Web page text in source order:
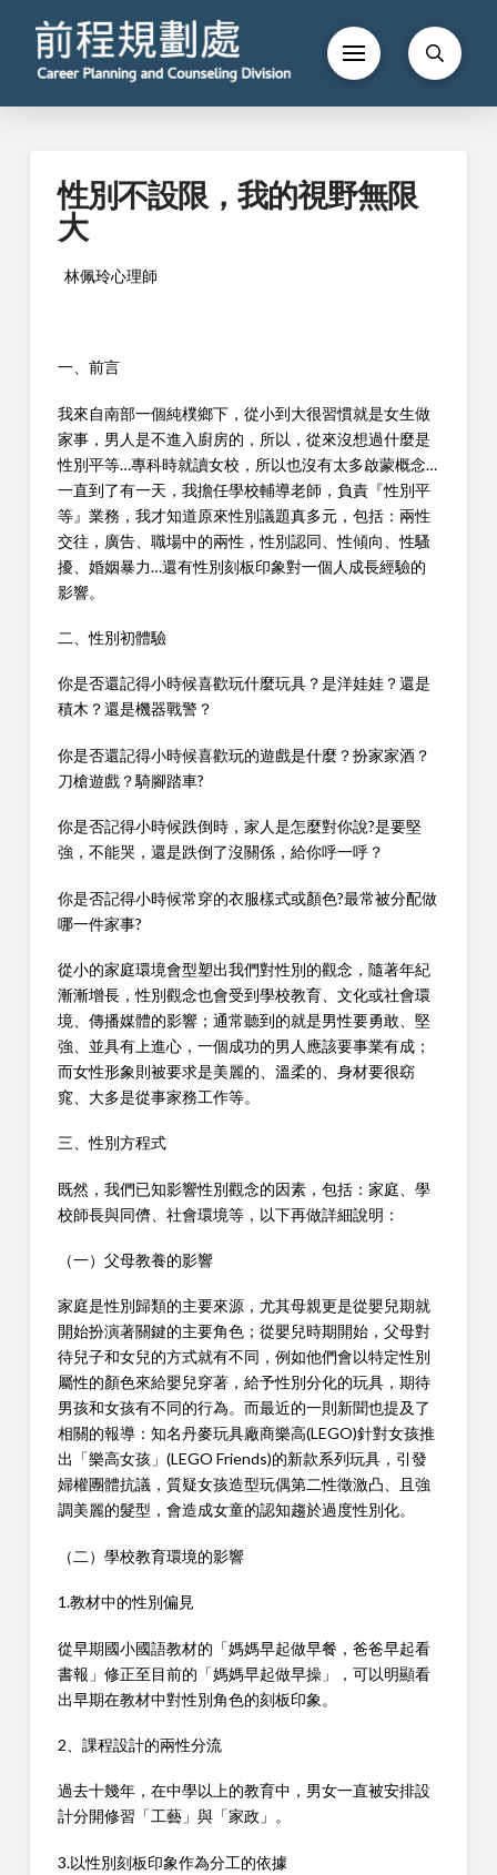
性別不設限，我的視野無限
大
林佩玲心理師
一、前言
我來自南部一個純樸鄉下，從小到大很習慣就是女生做
家事，男人是不進入廚房的，所以，從來沒想過什麼是
性別平等…專科時就讀女校，所以也沒有太多啟蒙概念…
一直到了有一天，我擔任學校輔導老師，負責『性別平
等』業務，我才知道原來性別議題真多元，包括：兩性
交往，廣告、職場中的兩性，性別認同、性傾向、性騷
擾、婚姻暴力…還有性別刻板印象對一個人成長經驗的
影響。
二、性別初體驗
你是否還記得小時候喜歡玩什麼玩具？是洋娃娃？還是
積木？還是機器戰警？
你是否還記得小時候喜歡玩的遊戲是什麼？扮家家酒？
刀槍遊戲？騎腳踏車?
你是否記得小時候跌倒時，家人是怎麼對你說?是要堅
強，不能哭，還是跌倒了沒關係，給你呼一呼？
你是否記得小時候常穿的衣服樣式或顏色?最常被分配做
哪一件家事?
從小的家庭環境會型塑出我們對性別的觀念，隨著年紀
漸漸增長，性別觀念也會受到學校教育、文化或社會環
境、傳播媒體的影響；通常聽到的就是男性要勇敢、堅
強、並具有上進心，一個成功的男人應該要事業有成；
而女性形象則被要求是美麗的、溫柔的、身材要很窈
窕、大多是從事家務工作等。
三、性別方程式
既然，我們已知影響性別觀念的因素，包括：家庭、學
校師長與同儕、社會環境等，以下再做詳細說明：
（一）父母教養的影響
家庭是性別歸類的主要來源，尤其母親更是從嬰兒期就
開始扮演著關鍵的主要角色；從嬰兒時期開始，父母對
待兒子和女兒的方式就有不同，例如他們會以特定性別
屬性的顏色來給嬰兒穿著，給予性別分化的玩具，期待
男孩和女孩有不同的行為。而最近的一則新聞也提及了
相關的報導：知名丹麥玩具廠商樂高(LEGO)針對女孩推
出「樂高女孩」(LEGO Friends)的新款系列玩具，引發
婦權團體抗議，質疑女孩造型玩偶第二性徵激凸、且強
調美麗的髮型，會造成女童的認知趨於過度性別化。
（二）學校教育環境的影響
1.教材中的性別偏見
從早期國小國語教材的「媽媽早起做早餐，爸爸早起看
書報」修正至目前的「媽媽早起做早操」，可以明顯看
出早期在教材中對性別角色的刻板印象。
2、課程設計的兩性分流
過去十幾年，在中學以上的教育中，男女一直被安排設
計分開修習「工藝」與「家政」。
3.以性別刻板印象作為分工的依據